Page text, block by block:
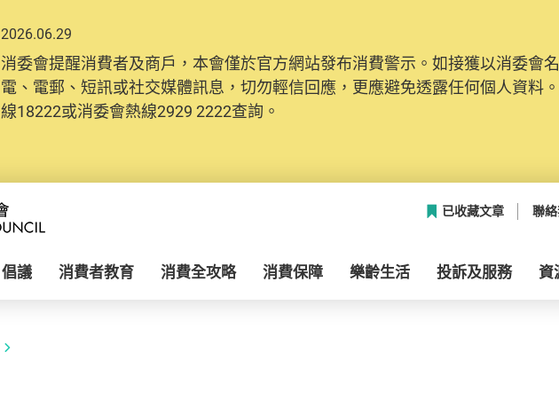
2026.06.29
消委會提醒消費者及商戶，本會僅於官方網站發布消費警示。如接獲以消委會
電、電郵、短訊或社交媒體訊息，切勿輕信回應，更應避免透露任何個人資料
線18222或消委會熱線2929 2222查詢。
已收藏文章 聯
倡議 消費者教育 消費全攻略 消費保障 樂齡生活 投訴及服務 資